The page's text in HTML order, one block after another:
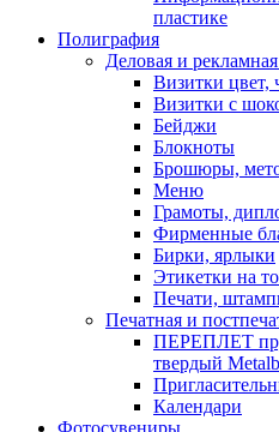
пластике
Полиграфия
Деловая и
Визитки цвет,
Визитки с
Бейджи
Блокноты
Брошюры,
Меню
Грамоты,
Фирменные
Бирки, ярлыки
Этикетки на
Печати,
Печатная и
ПЕРЕПЛЕТ
твердый
Календари
Фотосувениры